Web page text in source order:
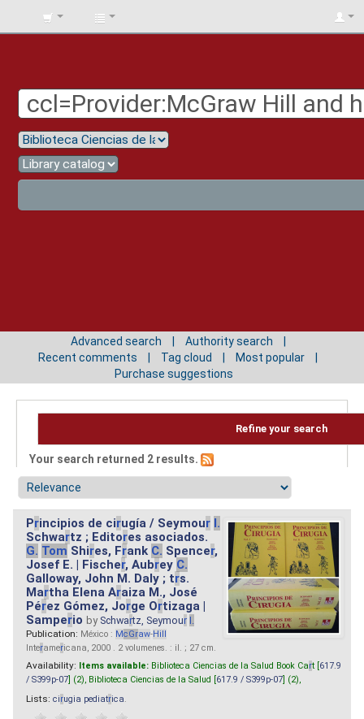
BIBLIOTECA
Advanced search
Authority search
Recent comments
Tag cloud
Most popular
Purchase suggestions
Refine your search
Your search returned 2 results.
Principios de cirugía / Seymour I.
Schwartz ; Editores asociados.
G. Tom Shires, Frank C. Spencer,
Josef E. | Fischer, Aubrey C.
Galloway, John M. Daly ; trs.
Martha Elena Araiza M., José
Pérez Gómez, Jorge Ortizaga |
Samperio by Schwartz, Seymour I.
Publication: México : McGraw-Hill
Interamericana, 2000 . 2 volumenes. : il. ; 27 cm.
Availability: Items available: Biblioteca Ciencias de la Salud Book Cart [ 617.9
/ S399p-07 ] (2), Biblioteca Ciencias de la Salud [ 617.9 / S399p-07 ] (2),
Lists: cirugia pediatrica